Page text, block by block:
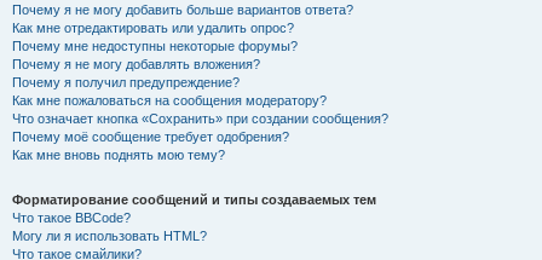
Почему я не могу добавить больше вариантов ответа?
Как мне отредактировать или удалить опрос?
Почему мне недоступны некоторые форумы?
Почему я не могу добавлять вложения?
Почему я получил предупреждение?
Как мне пожаловаться на сообщения модератору?
Что означает кнопка «Сохранить» при создании сообщения?
Почему моё сообщение требует одобрения?
Как мне вновь поднять мою тему?
Форматирование сообщений и типы создаваемых тем
Что такое BBCode?
Могу ли я использовать HTML?
Что такое смайлики?